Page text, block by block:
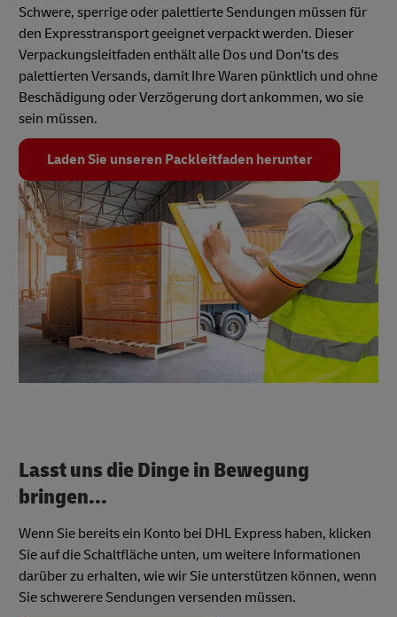
Schwere, sperrige oder palettierte Sendungen müssen für
den Expresstransport geeignet verpackt werden. Dieser
Verpackungsleitfaden enthält alle Dos und Don'ts des
palettierten Versands, damit Ihre Waren pünktlich und ohne
Beschädigung oder Verzögerung dort ankommen, wo sie
sein müssen.
Laden Sie unseren Packleitfaden herunter
Lasst uns die Dinge in Bewegung
bringen...
Wenn Sie bereits ein Konto bei DHL Express haben, klicken
Sie auf die Schaltfläche unten, um weitere Informationen
darüber zu erhalten, wie wir Sie unterstützen können, wenn
Sie schwerere Sendungen versenden müssen.